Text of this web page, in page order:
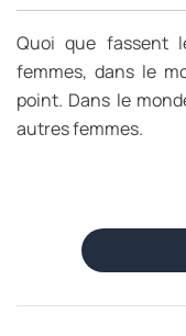
Quoi que fassent
femmes, dans le
point. Dans le
autres femmes.